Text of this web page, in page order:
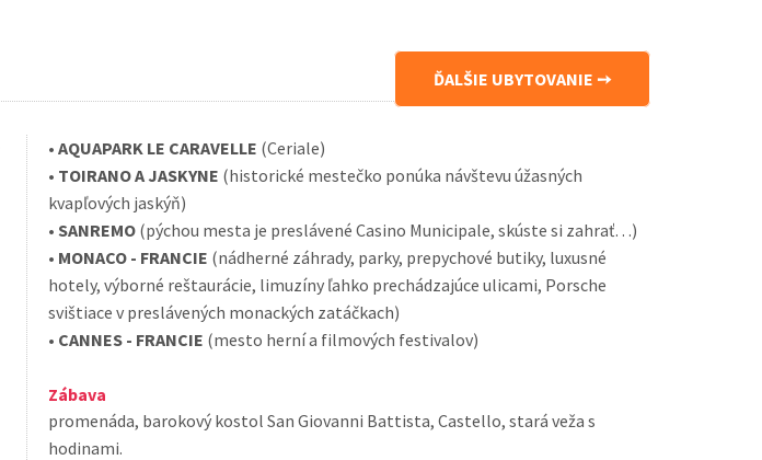
ĎALŠIE UBYTOVANIE
• AQUAPARK LE CARAVELLE (Ceriale)
• TOIRANO A JASKYNE (historické mestečko ponúka návštevu úžasných
kvapľových jaskýň)
• SANREMO (pýchou mesta je preslávené Casino Municipale, skúste si zahrať…)
• MONACO - FRANCIE (nádherné záhrady, parky, prepychové butiky, luxusné
hotely, výborné reštaurácie, limuzíny ľahko prechádzajúce ulicami, Porsche
svištiace v preslávených monackých zatáčkach)
• CANNES - FRANCIE (mesto herní a filmových festivalov)
Zábava
promenáda, barokový kostol San Giovanni Battista, Castello, stará veža s
hodinami.